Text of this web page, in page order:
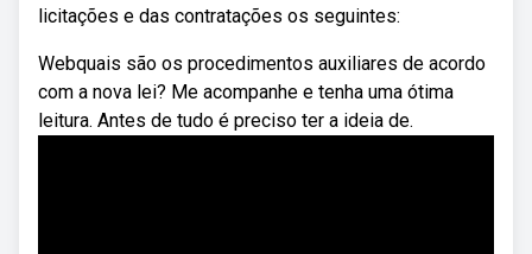
licitações e das contratações os seguintes:
Webquais são os procedimentos auxiliares de acordo
com a nova lei? Me acompanhe e tenha uma ótima
leitura. Antes de tudo é preciso ter a ideia de.